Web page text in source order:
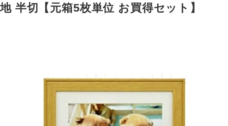
地 半切【元箱5枚単位 お買得セット】